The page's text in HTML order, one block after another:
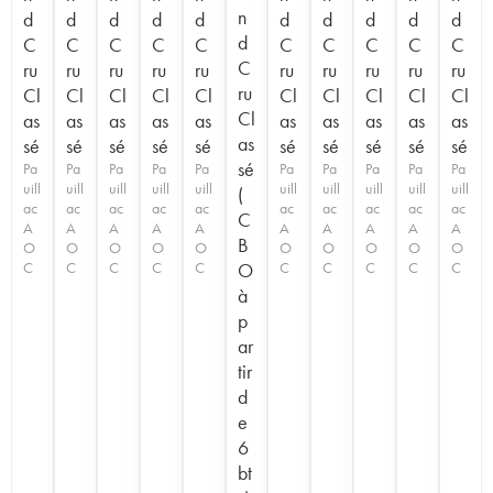
d
C
ru
Cl
as
sé
Pa
uill
ac
A
O
C
d
C
ru
Cl
as
sé
Pa
uill
ac
A
O
C
d
C
ru
Cl
as
sé
Pa
uill
ac
A
O
C
d
C
ru
Cl
as
sé
Pa
uill
ac
A
O
C
d
C
ru
Cl
as
sé
Pa
uill
ac
A
O
C
n
d
C
ru
Cl
as
sé
(
C
B
O
à
p
ar
tir
d
e
6
bt
d
C
ru
Cl
as
sé
Pa
uill
ac
A
O
C
d
C
ru
Cl
as
sé
Pa
uill
ac
A
O
C
d
C
ru
Cl
as
sé
Pa
uill
ac
A
O
C
d
C
ru
Cl
as
sé
Pa
uill
ac
A
O
C
d
C
ru
Cl
as
sé
Pa
uill
ac
A
O
C